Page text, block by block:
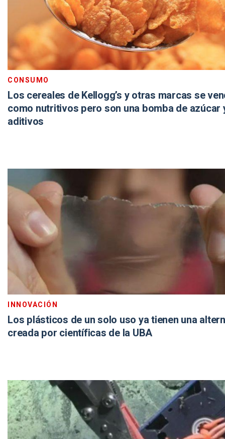
CONSUMO
Los cereales de Kellogg’s y otras marcas se
como nutritivos pero son una bomba de azúcar
aditivos
INNOVACIÓN
Los plásticos de un solo uso ya tienen una
creada por científicas de la UBA